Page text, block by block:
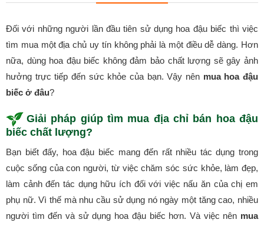
Đối với những người lần đầu tiên sử dụng hoa đậu biếc thì việc
tìm mua một địa chủ uy tín không phải là một điều dễ dàng. Hơn
nữa, dùng hoa đậu biếc không đảm bảo chất lượng sẽ gây ảnh
hưởng trực tiếp đến sức khỏe của bạn. Vậy nên mua hoa đậu
biếc ở đâu?
Giải pháp giúp tìm mua địa chỉ bán hoa đậu
biếc chất lượng?
Bạn biết đấy, hoa đậu biếc mang đến rất nhiều tác dụng trong
cuộc sống của con người, từ việc chăm sóc sức khỏe, làm đẹp,
làm cảnh đến tác dụng hữu ích đối với việc nấu ăn của chị em
phụ nữ. Vì thế mà nhu cầu sử dụng nó ngày một tăng cao, nhiều
người tìm đến và sử dụng hoa đậu biếc hơn. Và việc nên mua